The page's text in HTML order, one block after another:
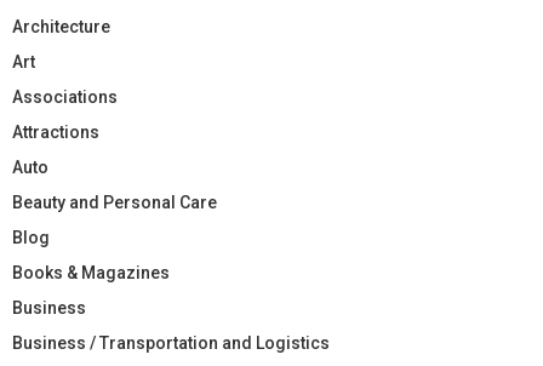
Architecture
Art
Associations
Attractions
Auto
Beauty and Personal Care
Blog
Books & Magazines
Business
Business / Transportation and Logistics